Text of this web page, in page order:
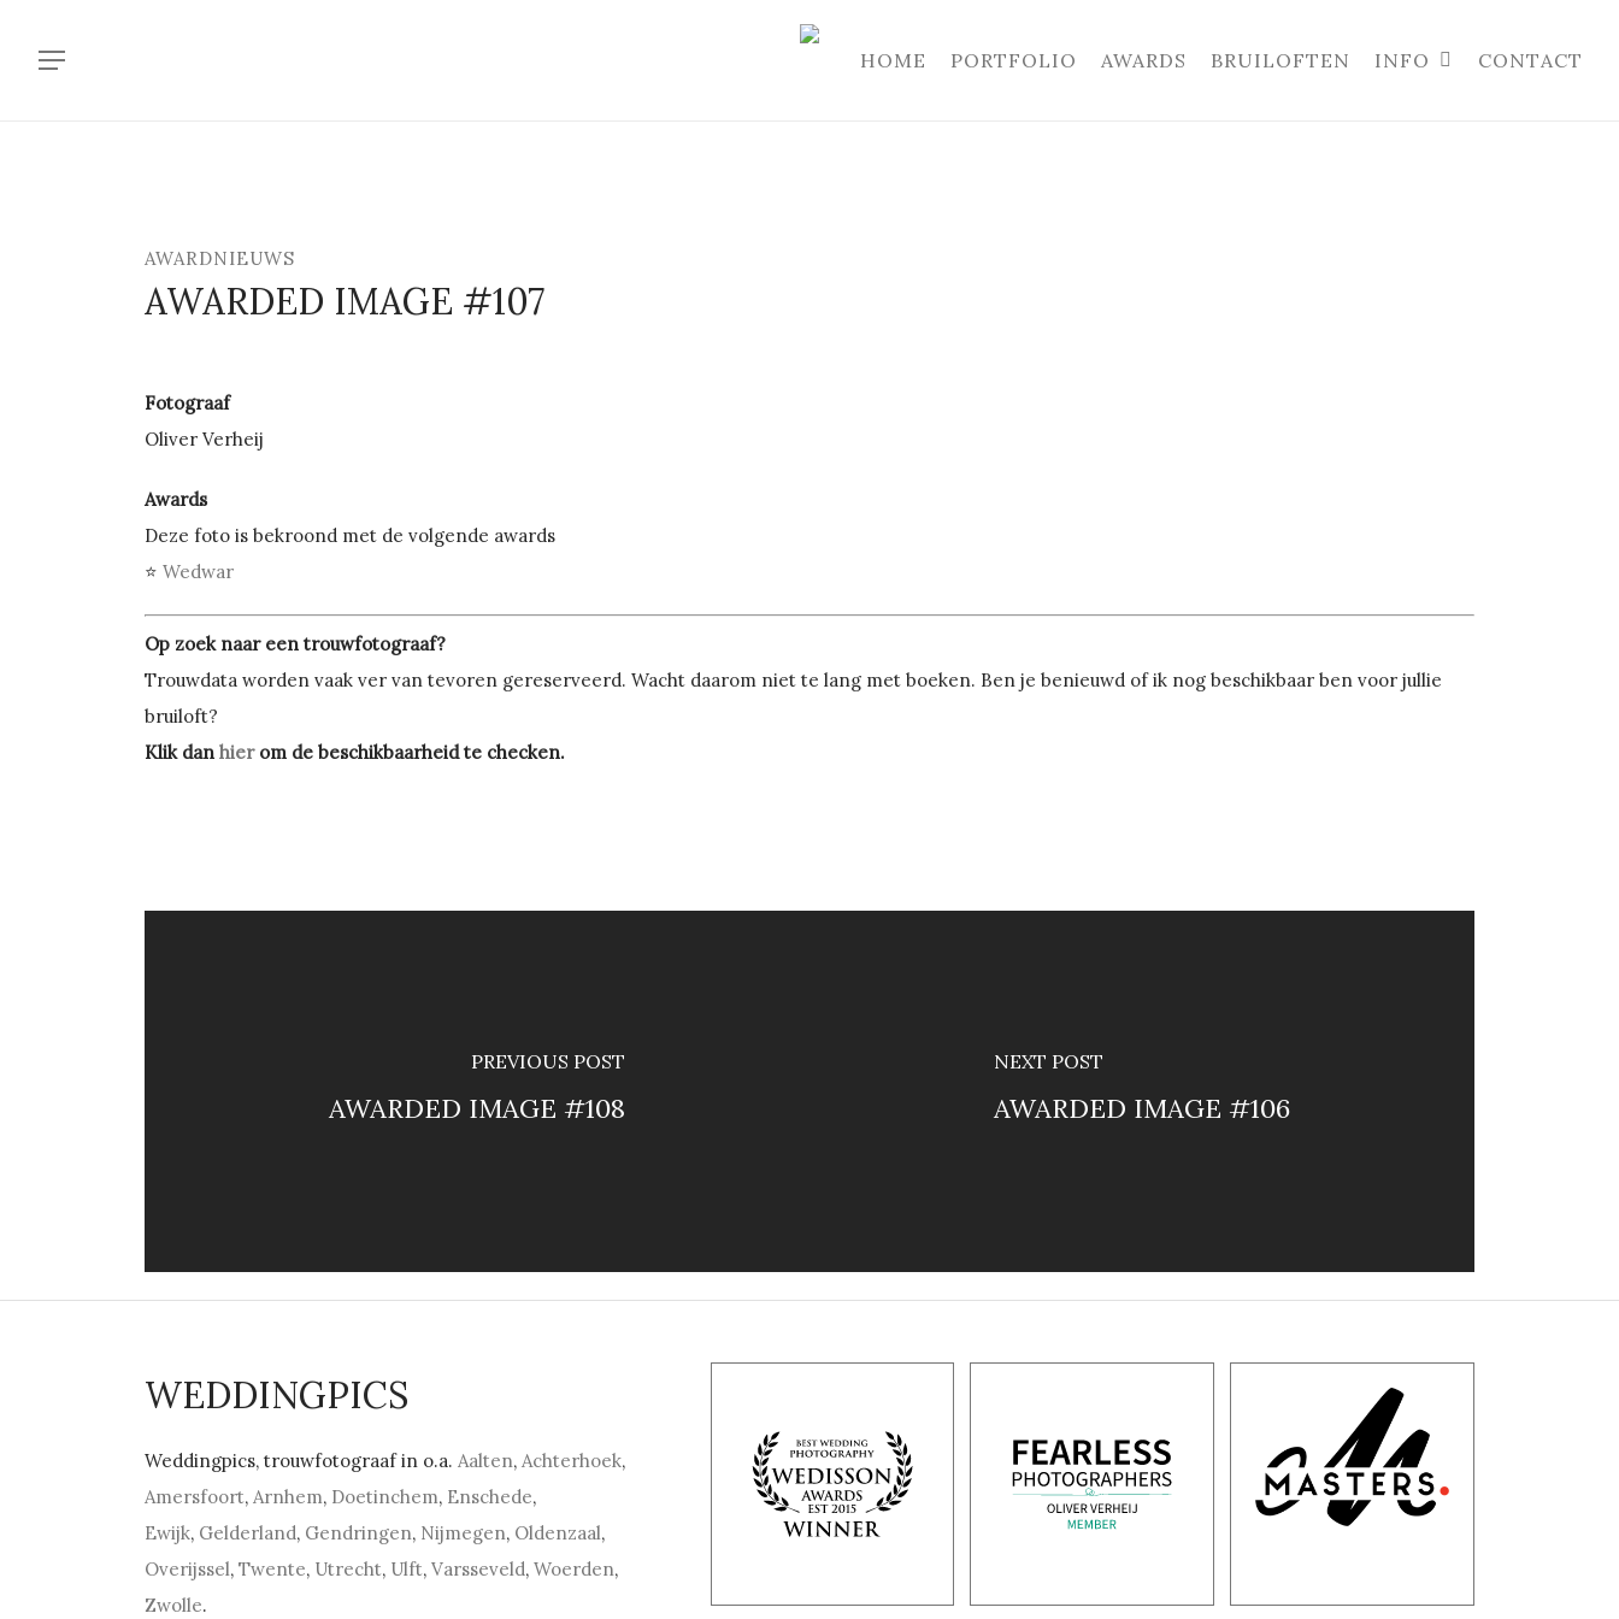
Menu HOME PORTFOLIO AWARDS BRUILOFTEN INFO CONTACT
AWARDNIEUWS
AWARDED IMAGE #107
Fotograaf
Oliver Verheij
Awards
Deze foto is bekroond met de volgende awards
⭐Wedwar
Op zoek naar een trouwfotograaf?
Trouwdata worden vaak ver van tevoren gereserveerd. Wacht daarom niet te lang met boeken. Ben je benieuwd of ik nog beschikbaar ben voor jullie
bruiloft?
Klik danhierom de beschikbaarheid te checken.
PREVIOUS POST
AWARDED IMAGE #108
NEXT POST
AWARDED IMAGE #106
WEDDINGPICS
Weddingpics, trouwfotograaf in o.a.Aalten,Achterhoek,
Amersfoort,Arnhem, Doetinchem, Enschede,
Ewijk, Gelderland, Gendringen, Nijmegen, Oldenzaal,
Overijssel,Twente, Utrecht, Ulft,Varsseveld,Woerden,
Zwolle.